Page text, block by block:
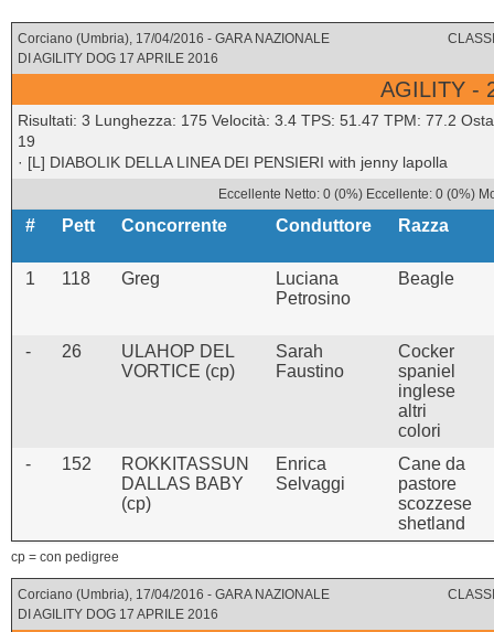
Corciano (Umbria), 17/04/2016 - GARA NAZIONALE
DI AGILITY DOG 17 APRILE 2016
AGILITY -
Risultati: 3 Lunghezza: 175 Velocità: 3.4 TPS: 51.47 TPM: 77.2
19
· [L] DIABOLIK DELLA LINEA DEI PENSIERI with jenny lapolla
Eccellente Netto: 0 (0%) Eccellente: 0 (0%)
# Pett Concorrente Conduttore Razza
1 118 Greg
Luciana
Petrosino
Beagle
- 26
ULAHOP DEL
VORTICE (cp)
Sarah
Faustino
Cocker
spaniel
inglese
altri
colori
-
152
ROKKITASSUN
DALLAS BABY
(cp)
Enrica
Selvaggi
Cane da
pastore
scozzese
shetland
cp = con pedigree
Corciano (Umbria), 17/04/2016 - GARA NAZIONALE
DI AGILITY DOG 17 APRILE 2016